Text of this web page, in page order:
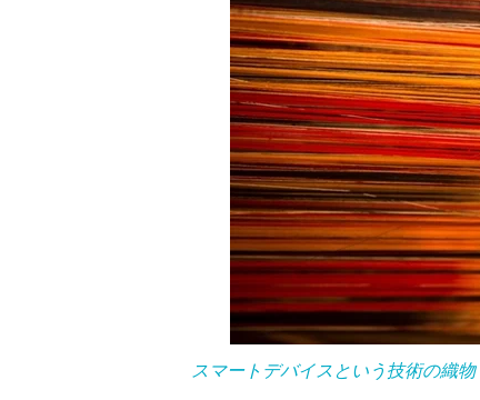
スマートデバイスという技術の織物